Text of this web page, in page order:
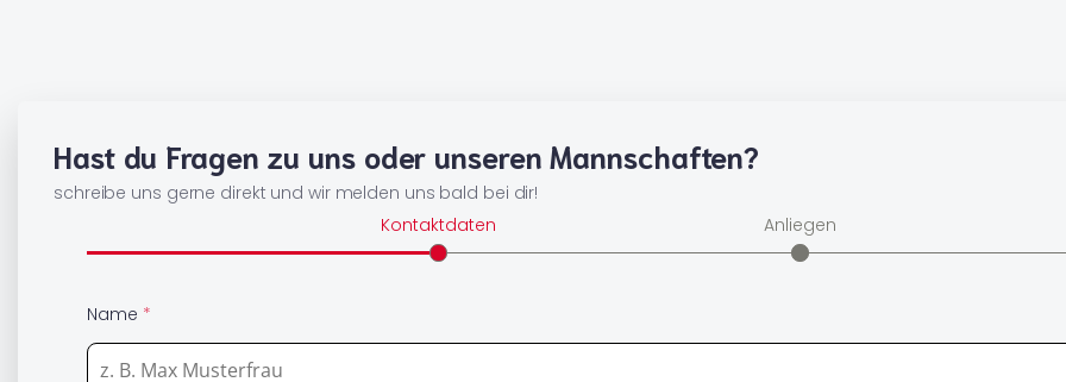
Hast du Fragen zu uns oder unseren Mannschaften?
schreibe uns gerne direkt und wir melden uns bald bei dir!
Kontaktdaten
Anliegen
Name *